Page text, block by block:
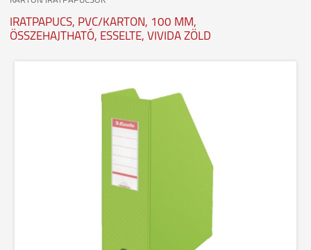
IRATPAPUCS, PVC/KARTON, 100 MM,
ÖSSZEHAJTHATÓ, ESSELTE, VIVIDA ZÖLD